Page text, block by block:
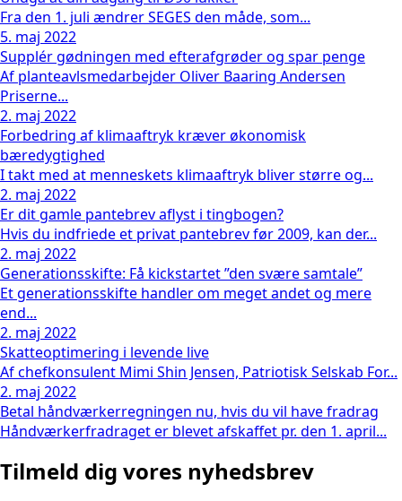
Fra den 1. juli ændrer SEGES den måde, som...
5. maj 2022
Supplér gødningen med efterafgrøder og spar penge
Af planteavlsmedarbejder Oliver Baaring Andersen
Priserne...
2. maj 2022
Forbedring af klimaaftryk kræver økonomisk
bæredygtighed
I takt med at menneskets klimaaftryk bliver større og...
2. maj 2022
Er dit gamle pantebrev aflyst i tingbogen?
Hvis du indfriede et privat pantebrev før 2009, kan der...
2. maj 2022
Generationsskifte: Få kickstartet ”den svære samtale”
Et generationsskifte handler om meget andet og mere
end...
2. maj 2022
Skatteoptimering i levende live
Af chefkonsulent Mimi Shin Jensen, Patriotisk Selskab For...
2. maj 2022
Betal håndværkerregningen nu, hvis du vil have fradrag
Håndværkerfradraget er blevet afskaffet pr. den 1. april...
Tilmeld dig vores nyhedsbrev